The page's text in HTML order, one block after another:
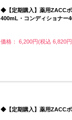
◆【定期購入】薬用ZACC
400mL・コンディショナー
価格： 6,200円(税込 6,820
◆【定期購入】薬用ZACC